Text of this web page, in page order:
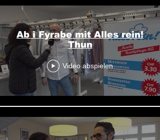
Ab i Fyrabe mit Alles rein!
Thun
Video abspielen